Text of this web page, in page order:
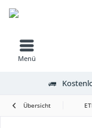
Menü
Übersicht